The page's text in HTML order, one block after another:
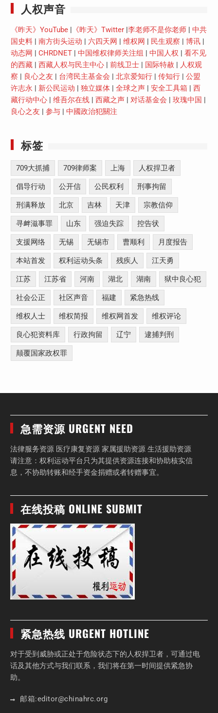
人权声音
《昨天》YouTube| 《昨天》Twitter| 李老师不是你老师| 中共
国史料| 南方街头运动 六四天网 维权网 民生观察 博讯|
动态网
CHRDNET| 中国维权律师关注组 中国人权
看不见
的西藏| 西藏人权与民主中心| 前线卫士| 国际特赦
人权观
察
良心之友 台湾民主基金会 北京爱知行| 传知行| 公盟
许志永
新公民运动 独立媒体| 全球之声| 安全工具箱
西
藏行动中心| 维吾尔在线| 西藏之声| 对话基金会 玫瑰中国
良心之友
参与| 中國政治犯關注
标签
709大抓捕 709律师案 上海 人权捍卫者
倡导行动 公开信 公民权利 刑事拘留
刑满释放 北京 吉林 天津 宗教信仰
寻衅滋事罪 山东 强迫失踪 控告状
支援网络 无锡 无锡市 曹顺利 月度报告
本站首发 权利运动头条 残疾人 江天勇
江苏 江苏省 河南 湖北 湖南 狱中良心犯
社会公正 社区声音 福建 紧急热线
维权人士 维权简报 维权网首发 维权评论
良心犯资料库 行政拘留 辽宁 逮捕判刑
颠覆国家政权罪
急需资源 URGENT NEED
法律服务资源 医疗康复资源 家属援助资源 生活援助资源
请注意：权利运动平台只为其提供资源连接和协助核实信
息，不协助转账和经手资金捐赠或者转赠事宜。
在线投稿 ONLINE SUBMIT
紧急热线 URGENT HOTLINE
对于受到威胁或正处于危险状态下的人权捍卫者，可通过电
话及其他方式与我们联系，我们将在第一时间提供紧急协
助。
邮箱:editor@chinahrc.org